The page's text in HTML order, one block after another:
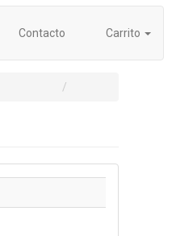
Contacto Carrito